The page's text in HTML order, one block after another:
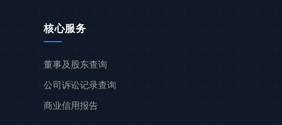
核心服务
董事及股东查询
公司诉讼记录查询
商业信用报告